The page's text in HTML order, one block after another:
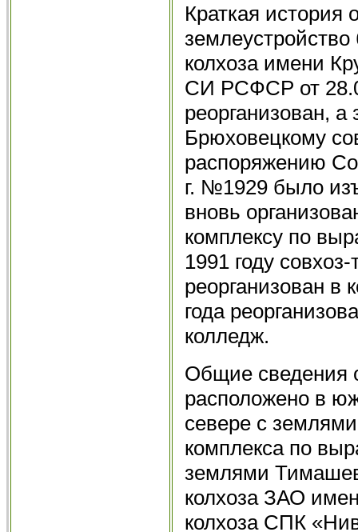
Краткая история
колхоза имени
СИ РСФСР от
реорганизован,
Брюховецкому
распоряжению
г. №1929 было
вновь
комплексу по
1991 году
реорганизован в
года
колледж.
Общие сведения
расположено в
севере с
комплекса по
землями
колхоза ЗАО
колхоза СПК